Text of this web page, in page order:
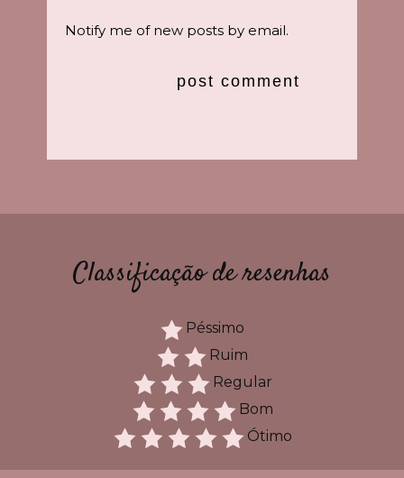
Notify me of new posts by email.
Classificação de resenhas
Péssimo
Ruim
Regular
Bom
Ótimo